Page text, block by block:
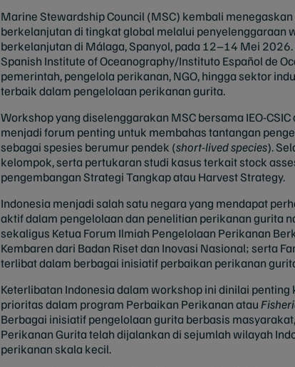
Marine Stewardship Council (MSC) kembali
berkelanjutan di tingkat global melalui
berkelanjutan di Málaga, Spanyol, pada 12–14 Mei
Spanish Institute of Oceanography/Instituto Español de
pemerintah, pengelola perikanan, NGO, hingga sektor
terbaik dalam pengelolaan perikanan gurita.
Workshop yang diselenggarakan MSC bersama IEO-
menjadi forum penting untuk membahas tantangan
sebagai spesies berumur pendek (short-lived species).
kelompok, serta pertukaran studi kasus terkait stock
pengembangan Strategi Tangkap atau Harvest Strategy.
Indonesia menjadi salah satu negara yang mendapat
aktif dalam pengelolaan dan penelitian perikanan gurita
sekaligus Ketua Forum Ilmiah Pengelolaan Perikanan
Kembaren dari Badan Riset dan Inovasi Nasional; serta
terlibat dalam berbagai inisiatif perbaikan perikanan
Keterlibatan Indonesia dalam workshop ini dinilai
prioritas dalam program Perbaikan Perikanan atau
Berbagai inisiatif pengelolaan gurita berbasis
Perikanan Gurita telah dijalankan di sejumlah wilayah
perikanan skala kecil.